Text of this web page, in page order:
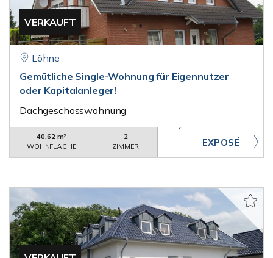
VERKAUFT
Löhne
Gemütliche Single-Wohnung für Eigennutzer
oder Kapitalanleger!
Dachgeschosswohnung
40,62 m²
WOHNFLÄCHE
2
ZIMMER